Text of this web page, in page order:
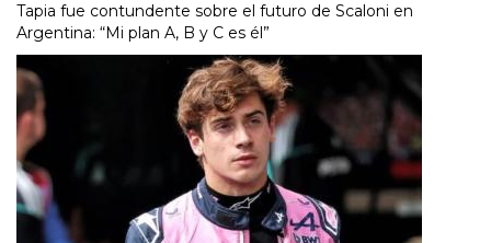
Tapia fue contundente sobre el futuro de Scaloni en
Argentina: “Mi plan A, B y C es él”